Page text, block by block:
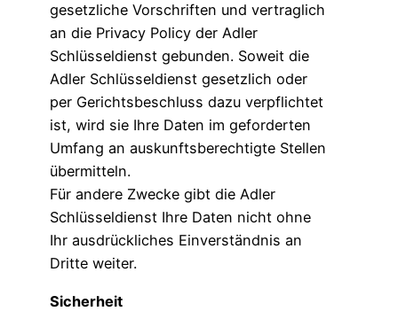
gesetzliche Vorschriften und vertraglich
an die Privacy Policy der Adler
Schlüsseldienst gebunden. Soweit die
Adler Schlüsseldienst gesetzlich oder
per Gerichtsbeschluss dazu verpflichtet
ist, wird sie Ihre Daten im geforderten
Umfang an auskunftsberechtigte Stellen
übermitteln.
Für andere Zwecke gibt die Adler
Schlüsseldienst Ihre Daten nicht ohne
Ihr ausdrückliches Einverständnis an
Dritte weiter.
Sicherheit